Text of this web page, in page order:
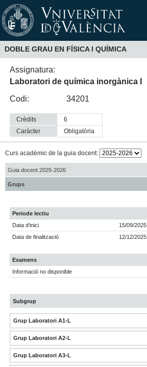
DOBLE GRAU EN FÍSICA I QUÍMICA
Assignatura:
Laboratori de química inorgànica I
Codi:
34201
Crèdits
6
Caràcter
obligatòria
Curs acadèmic de la guia docent:
Guia docent 2025-2026
Grups
Periode lectiu
Data d'inici
15/09/2025
Data de finalització
12/12/2025
Examens
Informació no disponible
Subgrup
Grup Laboratori A1-L
Grup Laboratori A2-L
Grup Laboratori A3-L